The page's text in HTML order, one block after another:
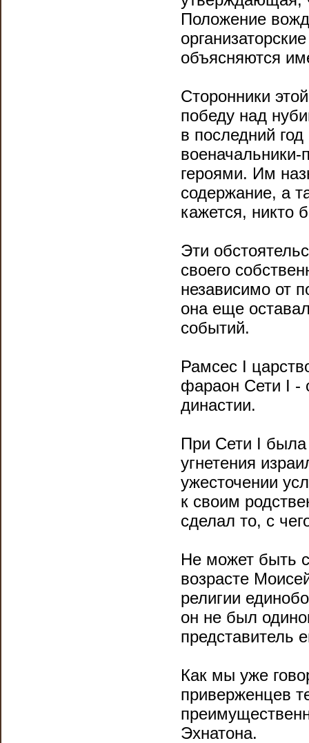
Положение
объясняются
Сторонники
победу над
в последний
героями. Им
содержание, а
кажется, никто
Эти
своего
независимо от
она еще
событий.
Рамсес I
фараон Сети I -
династии.
При Сети I была
угнетения
ужесточении
к своим
сделал то, с
Не может быть
возрасте
религии
он не был
представитель
Как мы уже
приверженцев
Эхнатона.